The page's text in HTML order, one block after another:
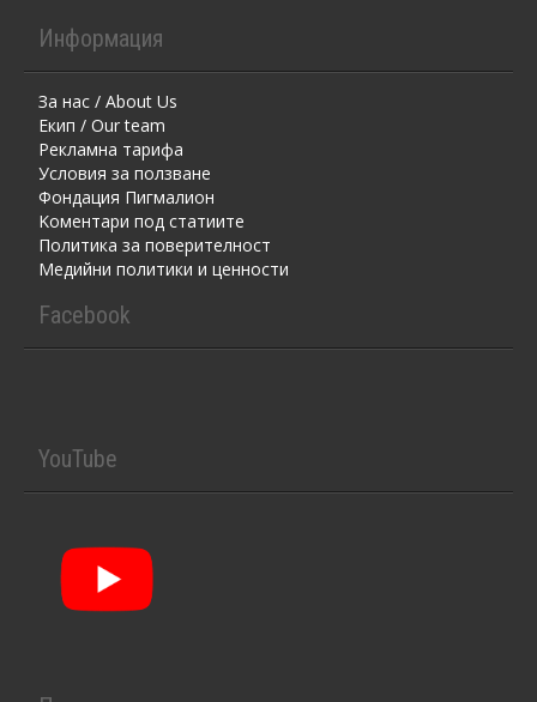
Информация
За нас / About Us
Екип / Our team
Рекламна тарифа
Условия за ползване
Фондация Пигмалион
Kоментaри под статиите
Политика за поверителност
Медийни политики и ценности
Facebook
YouTube